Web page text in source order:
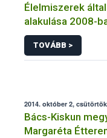
Élelmiszerek
alakulása 2008-
TOVÁBB >
2014. október 2, csütörtök
Bács-Kiskun
Margaréta